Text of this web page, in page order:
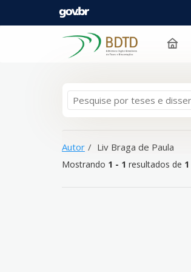
resultados de1para a busca '
Pular para o conteúdo
Autor Liv Braga de Paula
Mostrando 1 - 1 resultados de 1